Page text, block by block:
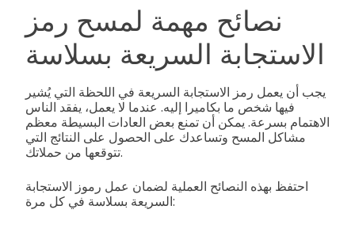
نصائح مهمة لمسح رمز
الاستجابة السريعة بسلاسة
يجب أن يعمل رمز الاستجابة السريعة في اللحظة التي يُشير
فيها شخص ما بكاميرا إليه. عندما لا يعمل، يفقد الناس
الاهتمام بسرعة. يمكن أن تمنع بعض العادات البسيطة معظم
مشاكل المسح وتساعدك على الحصول على النتائج التي
تتوقعها من حملاتك.
احتفظ بهذه النصائح العملية لضمان عمل رموز الاستجابة
السريعة بسلاسة في كل مرة: